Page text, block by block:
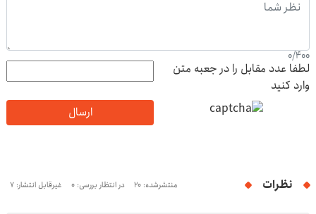
0/400
لطفا عدد مقابل را در جعبه متن
وارد کنید
ارسال
نظرات منتشرشده: 20 در انتظار بررسی: 0 غیرقابل انتشار: 7